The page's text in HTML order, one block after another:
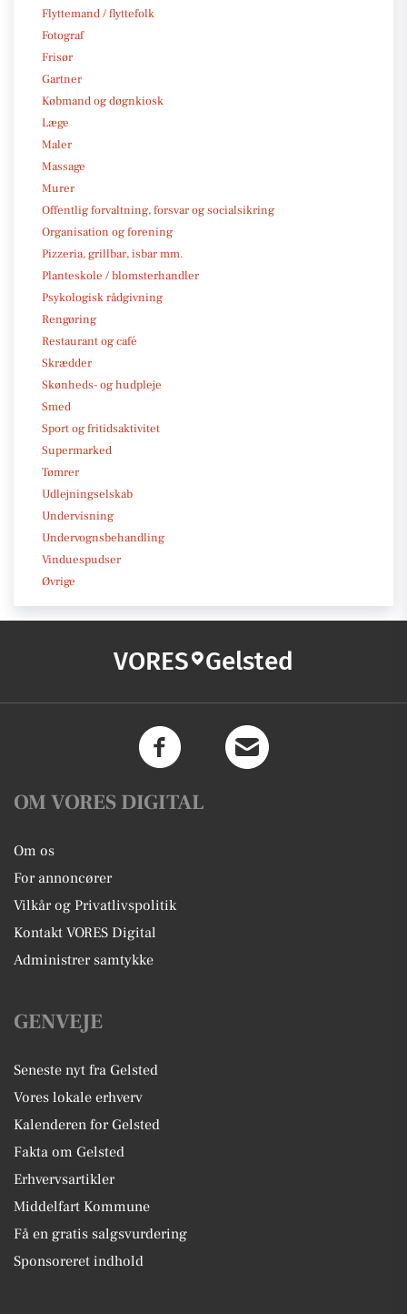
Flyttemand / flyttefolk
Fotograf
Frisør
Gartner
Købmand og døgnkiosk
Læge
Maler
Massage
Murer
Offentlig forvaltning, forsvar og socialsikring
Organisation og forening
Pizzeria, grillbar, isbar mm.
Planteskole / blomsterhandler
Psykologisk rådgivning
Rengøring
Restaurant og café
Skrædder
Skønheds- og hudpleje
Smed
Sport og fritidsaktivitet
Supermarked
Tømrer
Udlejningselskab
Undervisning
Undervognsbehandling
Vinduespudser
Øvrige
VORES Gelsted
OM VORES DIGITAL
Om os
For annoncører
Vilkår og Privatlivspolitik
Kontakt VORES Digital
Administrer samtykke
GENVEJE
Seneste nyt fra Gelsted
Vores lokale erhverv
Kalenderen for Gelsted
Fakta om Gelsted
Erhvervsartikler
Middelfart Kommune
Få en gratis salgsvurdering
Sponsoreret indhold